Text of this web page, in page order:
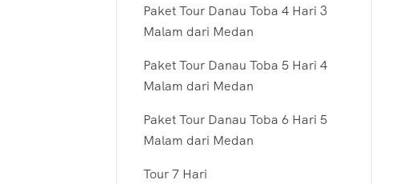
Paket Tour Danau Toba 4 Hari 3
Malam dari Medan
Paket Tour Danau Toba 5 Hari 4
Malam dari Medan
Paket Tour Danau Toba 6 Hari 5
Malam dari Medan
Tour 7 Hari